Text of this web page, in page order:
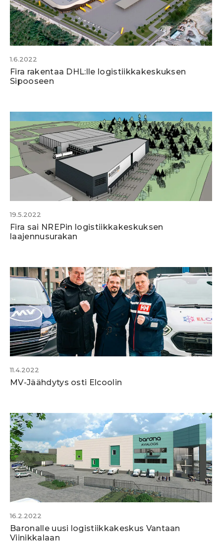
1.6.2022
Fira rakentaa DHL:lle logistiikkakeskuksen
Sipooseen
19.5.2022
Fira sai NREPin logistiikkakeskuksen
laajennusurakan
11.4.2022
MV-Jäähdytys osti Elcoolin
16.2.2022
Baronalle uusi logistiikkakeskus Vantaan
Viinikkalaan